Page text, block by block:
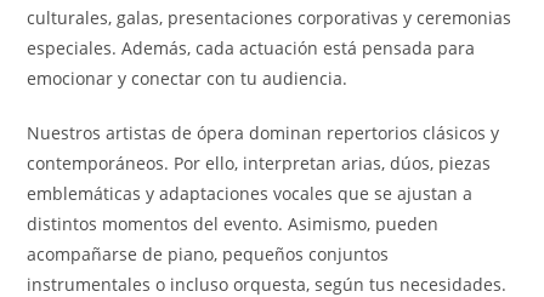
culturales, galas, presentaciones corporativas y ceremonias
especiales. Además, cada actuación está pensada para
emocionar y conectar con tu audiencia.
Nuestros artistas de ópera dominan repertorios clásicos y
contemporáneos. Por ello, interpretan arias, dúos, piezas
emblemáticas y adaptaciones vocales que se ajustan a
distintos momentos del evento. Asimismo, pueden
acompañarse de piano, pequeños conjuntos
instrumentales o incluso orquesta, según tus necesidades.